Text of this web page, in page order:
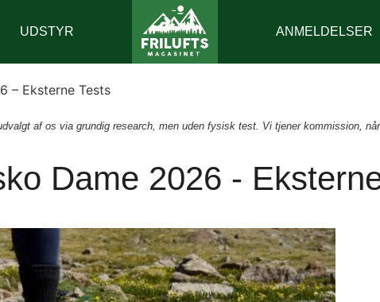
UDSTYR ANMELDELSER
– Eksterne Tests
af os via grundig research, men uden fysisk test. Vi tjener kommission,
Dame 2026 -